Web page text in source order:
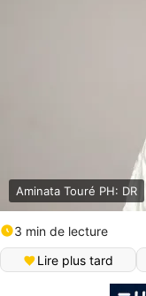
Aminata Touré PH: DR
3 min de lecture
Lire plus tard